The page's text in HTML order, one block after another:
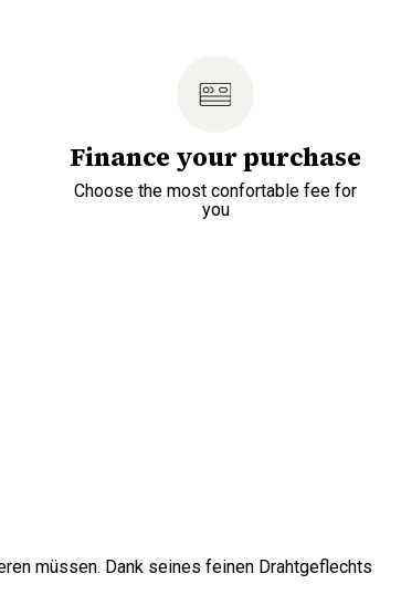
Finance your purchase
Choose the most confortable fee for
you
müssen. Dank seines feinen Drahtgeflechts